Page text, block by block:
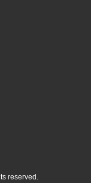
reserved.